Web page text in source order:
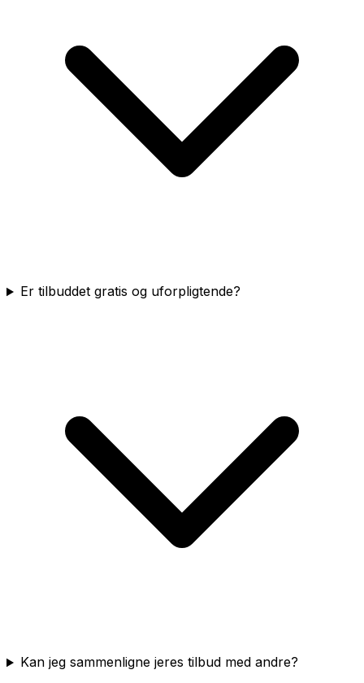
Er tilbuddet gratis og uforpligtende?
Kan jeg sammenligne jeres tilbud med andre?